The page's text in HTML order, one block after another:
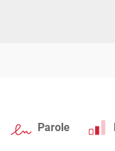
Parole